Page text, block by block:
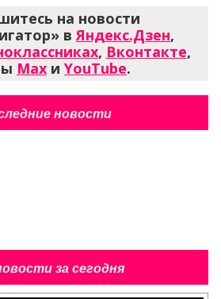
на новости
вЯндекс.Дзен,
, Вконтакте,
Max и YouTube.
новости
за сегодня